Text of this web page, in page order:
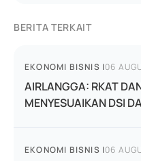
BERITA TERKAIT
EKONOMI BISNIS |06
AIRLANGGA: RKAT
MENYESUAIKAN DSI
EKONOMI BISNIS |06